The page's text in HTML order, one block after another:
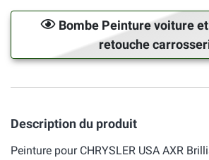
Bombe Peinture voiture
retouche
Description du produit
Peinture pour CHRYSLER USA AXR